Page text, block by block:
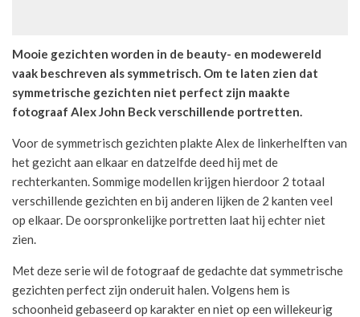
Mooie gezichten worden in de beauty- en modewereld
vaak beschreven als symmetrisch. Om te laten zien dat
symmetrische gezichten niet perfect zijn maakte
fotograaf Alex John Beck verschillende portretten.
Voor de symmetrisch gezichten plakte Alex de linkerhelften van
het gezicht aan elkaar en datzelfde deed hij met de
rechterkanten. Sommige modellen krijgen hierdoor 2 totaal
verschillende gezichten en bij anderen lijken de 2 kanten veel
op elkaar. De oorspronkelijke portretten laat hij echter niet
zien.
Met deze serie wil de fotograaf de gedachte dat symmetrische
gezichten perfect zijn onderuit halen. Volgens hem is
schoonheid gebaseerd op karakter en niet op een willekeurig